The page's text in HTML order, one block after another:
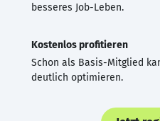
besseres Job-Leben.
Kostenlos profitieren
Schon als Basis-Mitglied
deutlich optimieren.